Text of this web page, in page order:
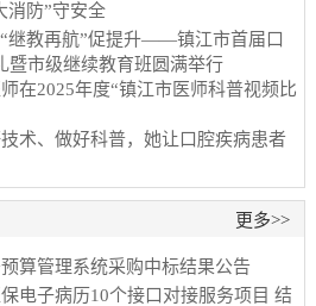
消防”守安全
继教再航”促提升——镇江市首届口
暨市级继续教育班圆满举行
在2025年度“镇江市医师科普视频比
术、做好科普，她让口腔疾病患者
更多>>
算管理系统采购中标结果公告
电子病历10个接口对接服务项目 结